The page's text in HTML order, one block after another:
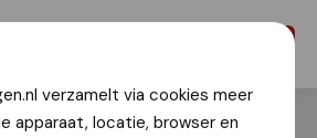
verzamelt via cookies meer
apparaat, locatie, browser en